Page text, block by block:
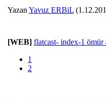
Yazan Yavuz ERBiL
[WEB] flatcast- index-1 ömür
1
2